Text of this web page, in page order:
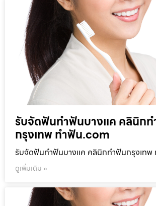
รับจัดฟันทำฟันบางแค คลินิก
กรุงเทพ ทำฟัน.com
รับจัดฟันทำฟันบางแค คลินิกทำฟันกรุงเทพ
ดูเพิ่มเติม »